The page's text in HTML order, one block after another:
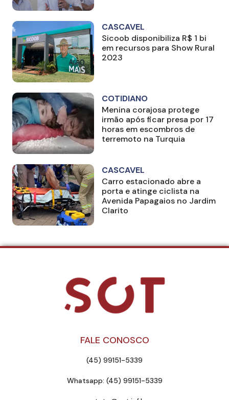
CASCAVEL
Sicoob disponibiliza R$ 1 bi
em recursos para Show Rural
2023
COTIDIANO
Menina corajosa protege
irmão após ficar presa por 17
horas em escombros de
terremoto na Turquia
CASCAVEL
Carro estacionado abre a
porta e atinge ciclista na
Avenida Papagaios no Jardim
Clarito
FALE CONOSCO
(45) 99151-5339
Whatsapp: (45) 99151-5339